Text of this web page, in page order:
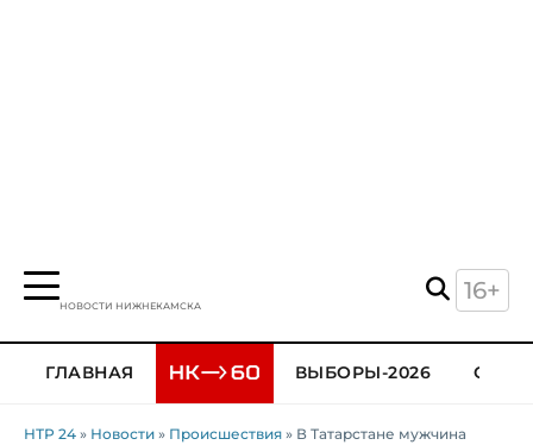
НОВОСТИ НИЖНЕКАМСКА
16+
ГЛАВНАЯ ВЫБОРЫ-2026
НТР 24 » Новости » Происшествия » В Татарстане мужчина